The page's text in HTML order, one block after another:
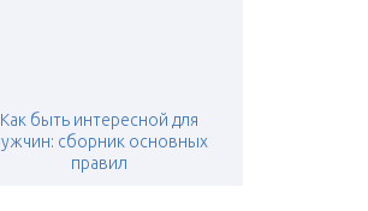
Как быть интересной для
сборник основных
правил